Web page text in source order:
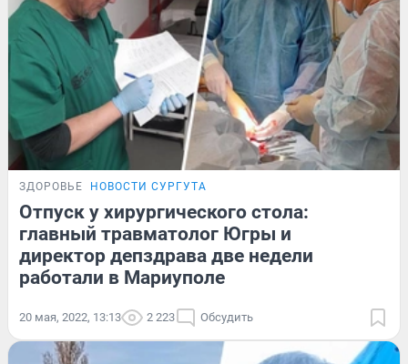
ЗДОРОВЬЕ НОВОСТИ СУРГУТА
Отпуск у хирургического стола:
главный травматолог Югры и
директор депздрава две недели
работали в Мариуполе
20 мая, 2022, 13:13 2 223 Обсудить